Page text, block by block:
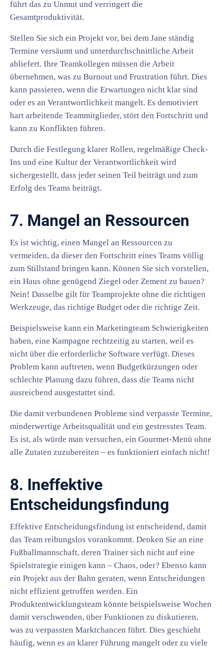
führt das zu Unmut und verringert die
Gesamtproduktivität.
Stellen Sie sich ein Projekt vor, bei dem Jane ständig
Termine versäumt und unterdurchschnittliche Arbeit
abliefert. Ihre Teamkollegen müssen die Arbeit
übernehmen, was zu Burnout und Frustration führt. Dies
kann passieren, wenn die Erwartungen nicht klar sind
oder es an Verantwortlichkeit mangelt. Es demotiviert
hart arbeitende Teammitglieder, stört den Fortschritt und
kann zu Konflikten führen.
Durch die Festlegung klarer Rollen, regelmäßige Check-
Ins und eine Kultur der Verantwortlichkeit wird
sichergestellt, dass jeder seinen Teil beiträgt und zum
Erfolg des Teams beiträgt.
7. Mangel an Ressourcen
Es ist wichtig, einen Mangel an Ressourcen zu
vermeiden, da dieser den Fortschritt eines Teams völlig
zum Stillstand bringen kann. Können Sie sich vorstellen,
ein Haus ohne genügend Ziegel oder Zement zu bauen?
Nein! Dasselbe gilt für Teamprojekte ohne die richtigen
Werkzeuge, das richtige Budget oder die richtige Zeit.
Beispielsweise kann ein Marketingteam Schwierigkeiten
haben, eine Kampagne rechtzeitig zu starten, weil es
nicht über die erforderliche Software verfügt. Dieses
Problem kann auftreten, wenn Budgetkürzungen oder
schlechte Planung dazu führen, dass die Teams nicht
ausreichend ausgestattet sind.
Die damit verbundenen Probleme sind verpasste Termine,
minderwertige Arbeitsqualität und ein gestresstes Team.
Es ist, als würde man versuchen, ein Gourmet-Menü ohne
alle Zutaten zuzubereiten – es funktioniert einfach nicht!
8. Ineffektive
Entscheidungsfindung
Effektive Entscheidungsfindung ist entscheidend, damit
das Team reibungslos vorankommt. Denken Sie an eine
Fußballmannschaft, deren Trainer sich nicht auf eine
Spielstrategie einigen kann – Chaos, oder? Ebenso kann
ein Projekt aus der Bahn geraten, wenn Entscheidungen
nicht effizient getroffen werden. Ein
Produktentwicklungsteam könnte beispielsweise Wochen
damit verschwenden, über Funktionen zu diskutieren,
was zu verpassten Marktchancen führt. Dies geschieht
häufig, wenn es an klarer Führung mangelt oder zu viele